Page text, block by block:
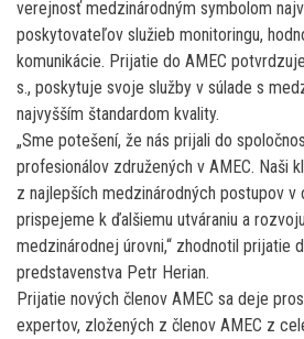
verejnosť medzinárodným symbolom
poskytovateľov služieb monitoringu,
komunikácie. Prijatie do AMEC
s., poskytuje svoje služby v súlade s
najvyšším štandardom kvality.
„Sme potešení, že nás prijali do
profesionálov združených v AMEC. Naši
z najlepších medzinárodných postupov v
prispejeme k ďalšiemu utváraniu a
medzinárodnej úrovni,“ zhodnotil prijatie
predstavenstva Petr Herian.
Prijatie nových členov AMEC sa deje
expertov, zložených z členov AMEC z